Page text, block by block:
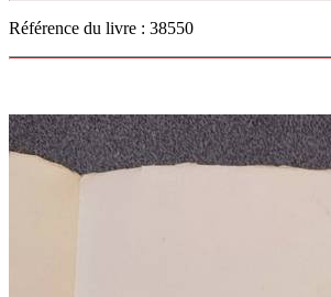
Référence du livre : 38550